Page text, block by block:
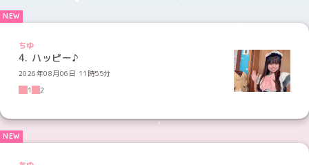
ちゆ
4. ハッピー♪
2026年08月06日 11時55分
1
2